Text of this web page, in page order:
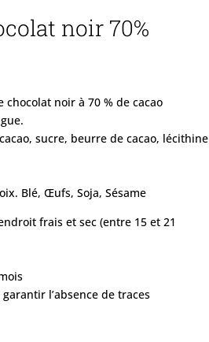
noir 70%
chocolat noir à 70 % de cacao
sucre, beurre de cacao, lécithine
Blé, Œufs, Soja, Sésame
frais et sec (entre 15 et 21
l’absence de traces